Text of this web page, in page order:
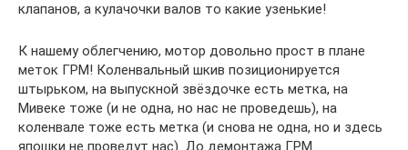
клапанов, а кулачочки валов то какие узенькие!
К нашему облегчению, мотор довольно прост в плане
меток ГРМ! Коленвальный шкив позиционируется
штырьком, на выпускной звёздочке есть метка, на
Мивеке тоже (и не одна, но нас не проведешь), на
коленвале тоже есть метка (и снова не одна, но и здесь
япошки не проведут нас). До демонтажа ГРМ